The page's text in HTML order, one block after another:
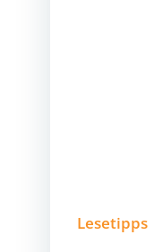
Lesetipps